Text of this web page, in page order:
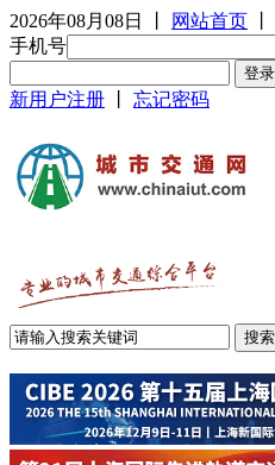
2026年08月08日 网站首页
手机号
新用户注册 忘记密码